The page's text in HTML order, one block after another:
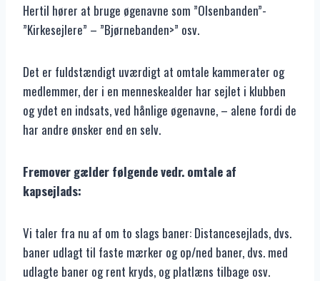
Hertil hører at bruge øgenavne som ”Olsenbanden”-
”Kirkesejlere” – ”Bjørnebanden>” osv.
Det er fuldstændigt uværdigt at omtale kammerater og
medlemmer, der i en menneskealder har sejlet i klubben
og ydet en indsats, ved hånlige øgenavne, – alene fordi de
har andre ønsker end en selv.
Fremover gælder følgende vedr. omtale af
kapsejlads:
Vi taler fra nu af om to slags baner: Distancesejlads, dvs.
baner udlagt til faste mærker og op/ned baner, dvs. med
udlagte baner og rent kryds, og platlæns tilbage osv.